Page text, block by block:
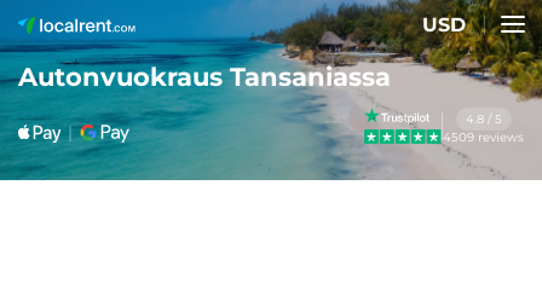
USD
Autonvuokraus Tansaniassa
4.8 / 5
4509 reviews